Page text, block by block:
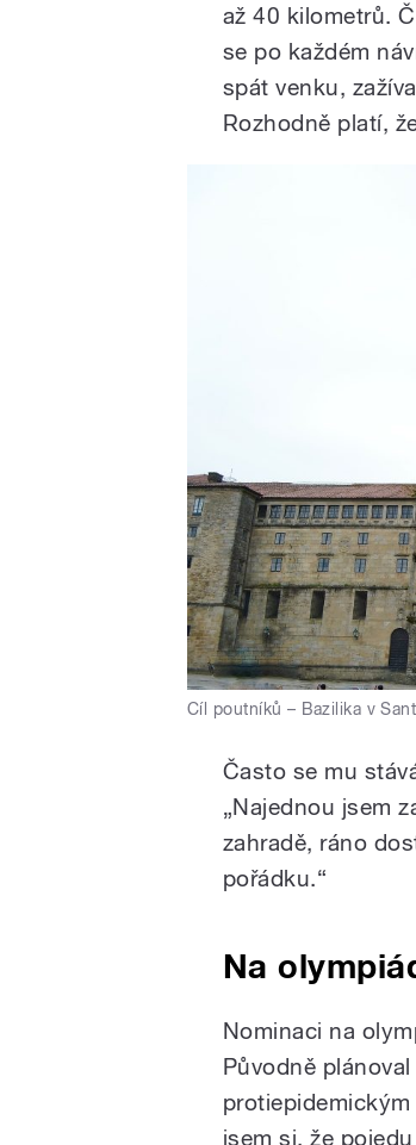
až 40 kilometrů.
se po každém
spát venku,
Rozhodně platí,
Cíl poutníků – Bazilika v
Často se mu
„Najednou jsem
zahradě, ráno
pořádku.“
Na
Nominaci na
Původně
jsem si, že